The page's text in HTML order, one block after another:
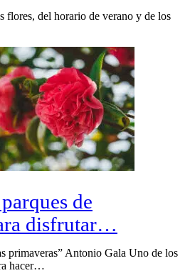
flores, del horario de verano y de los
de
disfrutar…
primaveras” Antonio Gala Uno de los
hacer…